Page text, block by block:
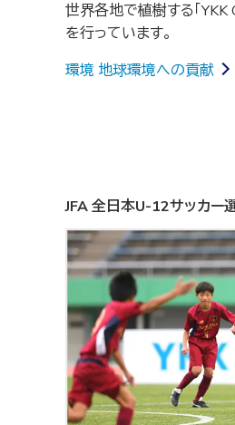
世界各地で植樹する「
を行っています。
環境 地球環境への貢献
JFA 全日本U-12サッカー